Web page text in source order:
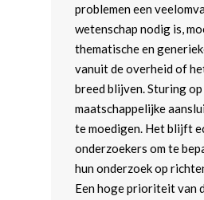
problemen een
wetenschap nodig is,
thematische en
vanuit de overheid of
breed blijven. Sturing op
maatschappelijke
te moedigen. Het blijft
onderzoekers om te
hun onderzoek op
Een hoge prioriteit van